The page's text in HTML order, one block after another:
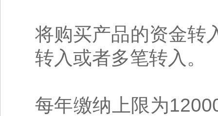
将购买产品的资金转
转入或者多笔转入。
每年缴纳上限为